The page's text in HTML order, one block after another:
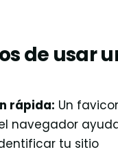
de usar
rápida: Un
navegador
tu sitio